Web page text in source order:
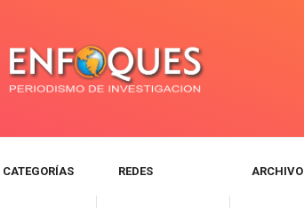
CATEGORÍAS REDES ARCHIVO